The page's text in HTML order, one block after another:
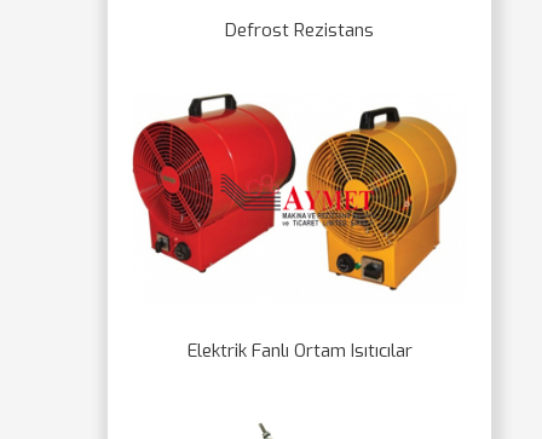
Defrost Rezistans
Elektrik Fanlı Ortam Isıtıcılar